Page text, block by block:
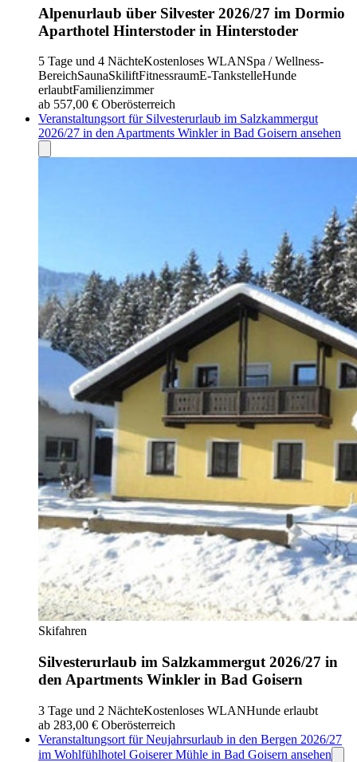
Alpenurlaub über Silvester 2026/27 im Dormio
Aparthotel Hinterstoder in Hinterstoder
5 Tage und 4 NächteKostenloses WLANSpa / Wellness-
BereichSaunaSkiliftFitnessraumE-TankstelleHunde
erlaubtFamilienzimmer
ab 557,00 € Oberösterreich
Veranstaltungsort für Silvesterurlaub im Salzkammergut
2026/27 in den Apartments Winkler in Bad Goisern ansehen
Skifahren
Silvesterurlaub im Salzkammergut 2026/27 in
den Apartments Winkler in Bad Goisern
3 Tage und 2 NächteKostenloses WLANHunde erlaubt
ab 283,00 € Oberösterreich
Veranstaltungsort für Neujahrsurlaub in den Bergen 2026/27
im Wohlfühlhotel Goiserer Mühle in Bad Goisern ansehen